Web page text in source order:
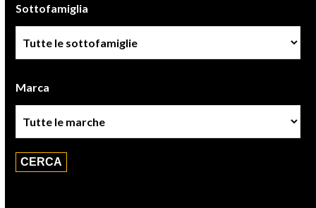
Sottofamiglia
Marca